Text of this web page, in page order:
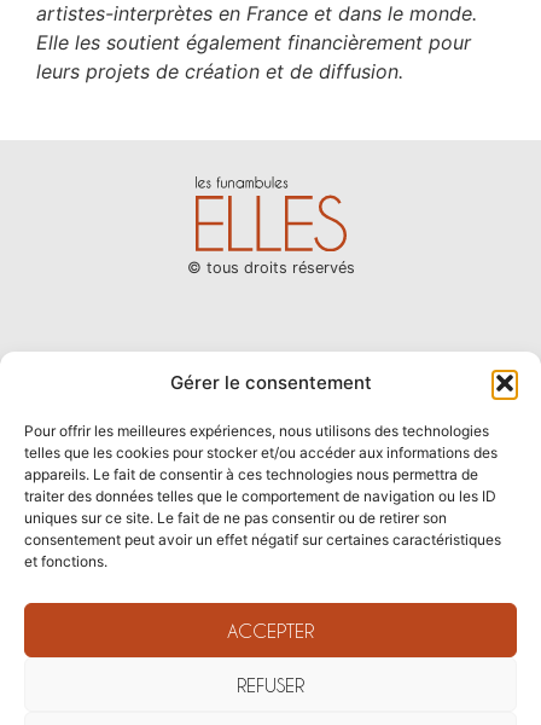
Gérer le consentement
Pour offrir les meilleures expériences, nous utilisons des technologies
telles que les cookies pour stocker et/ou accéder aux informations des
appareils. Le fait de consentir à ces technologies nous permettra de
traiter des données telles que le comportement de navigation ou les ID
uniques sur ce site. Le fait de ne pas consentir ou de retirer son
consentement peut avoir un effet négatif sur certaines caractéristiques
et fonctions.
ACCEPTER
REFUSER
artistes-interprètes en France et dans le monde.
Elle les soutient également financièrement pour
leurs projets de création et de diffusion.
© tous droits réservés
CHANSONS D’AMOUR(S)
BOUTIQUE
VOIR LE SITE DES CHANSONS D'AMOUR(S)
NEWSLETTER